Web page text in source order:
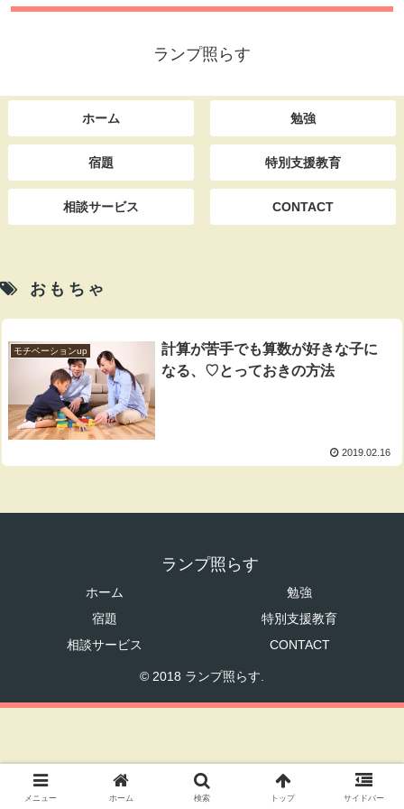
ランプ照らす
ホーム 勉強
宿題 特別支援教育
相談サービス CONTACT
おもちゃ
モチベーションup
計算が苦手でも算数が好きな子に
なる、♡とっておきの方法
2019.02.16
ランプ照らす
ホーム
勉強
宿題
特別支援教育
相談サービス
CONTACT
© 2018 ランプ照らす.
メニュー ホーム 検索 トップ サイドバー